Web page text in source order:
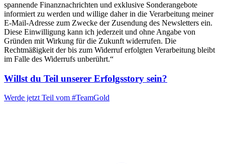
spannende Finanznachrichten und exklusive Sonderangebote
informiert zu werden und willige daher in die Verarbeitung meiner
E-Mail-Adresse zum Zwecke der Zusendung des Newsletters ein.
Diese Einwilligung kann ich jederzeit und ohne Angabe von
Gründen mit Wirkung für die Zukunft widerrufen. Die
Rechtmäßigkeit der bis zum Widerruf erfolgten Verarbeitung bleibt
im Falle des Widerrufs unberührt.“
Willst du Teil unserer Erfolgsstory sein?
Werde jetzt Teil vom #TeamGold